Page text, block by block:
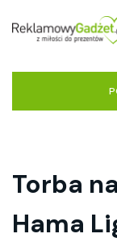
Torba
Hama